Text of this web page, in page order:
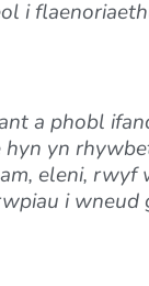
i
a phobl
yn
eleni,
i